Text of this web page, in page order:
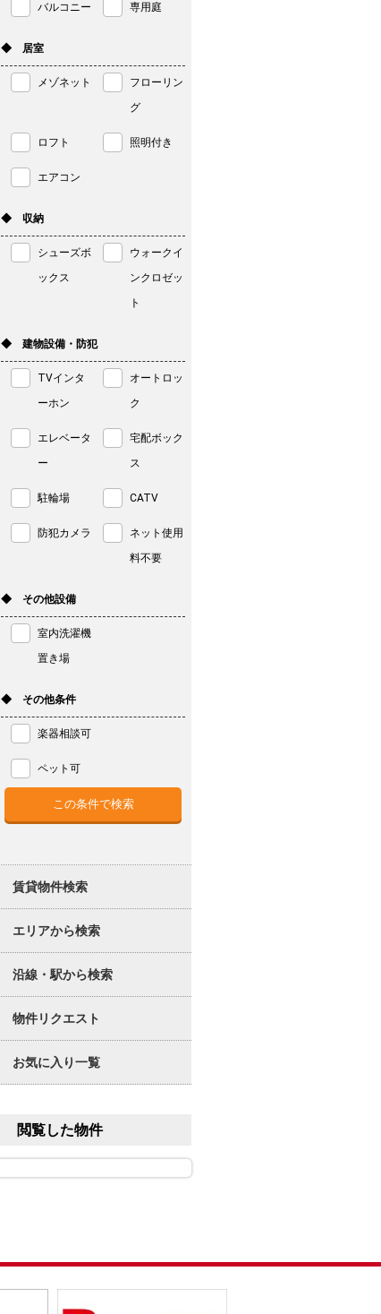
バルコニー 専用庭
◆ 居室
メゾネット
フローリン
グ
ロフト 照明付き
エアコン
◆ 収納
シューズボ
ックス
ウォークイ
ンクロゼッ
ト
◆ 建物設備・防犯
TVインタ
ーホン
オートロッ
ク
エレベータ
ー
宅配ボック
ス
駐輪場 CATV
防犯カメラ
ネット使用
料不要
◆ その他設備
室内洗濯機
置き場
◆ その他条件
楽器相談可
ペット可
賃貸物件検索
エリアから検索
沿線・駅から検索
物件リクエスト
お気に入り一覧
閲覧した物件